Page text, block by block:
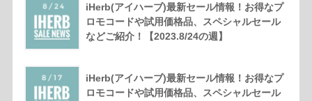
iHerb(アイハーブ)最新セール情報！お得なプ
ロモコードや試用価格品、スペシャルセール
などご紹介！【2023.8/24の週】
iHerb(アイハーブ)最新セール情報！お得なプ
ロモコードや試用価格品、スペシャルセール